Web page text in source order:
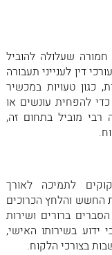
שעלולה להוביל
דין לענייני תעבורה
כגון טעויות במכשיר
להפחית עונשים או
רבי מוביל בתחום זה,
לתמיכה לאורך
החשש והלחץ הכרוכים
ברורים ושירות
בשירותו האישי,
בצורכי הלקוח.